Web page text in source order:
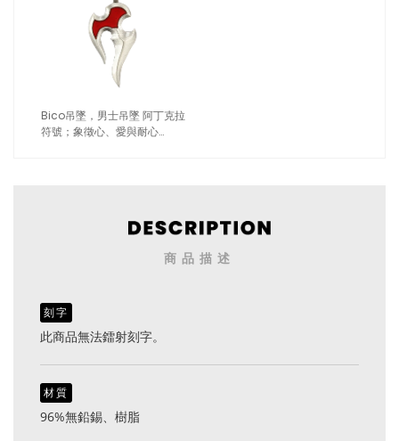
Bico吊墜，男士吊墜 阿丁克拉
符號；象徵心、愛與耐心
商品描述
刻字
此商品無法鐳射刻字。
材質
96%無鉛錫、樹脂